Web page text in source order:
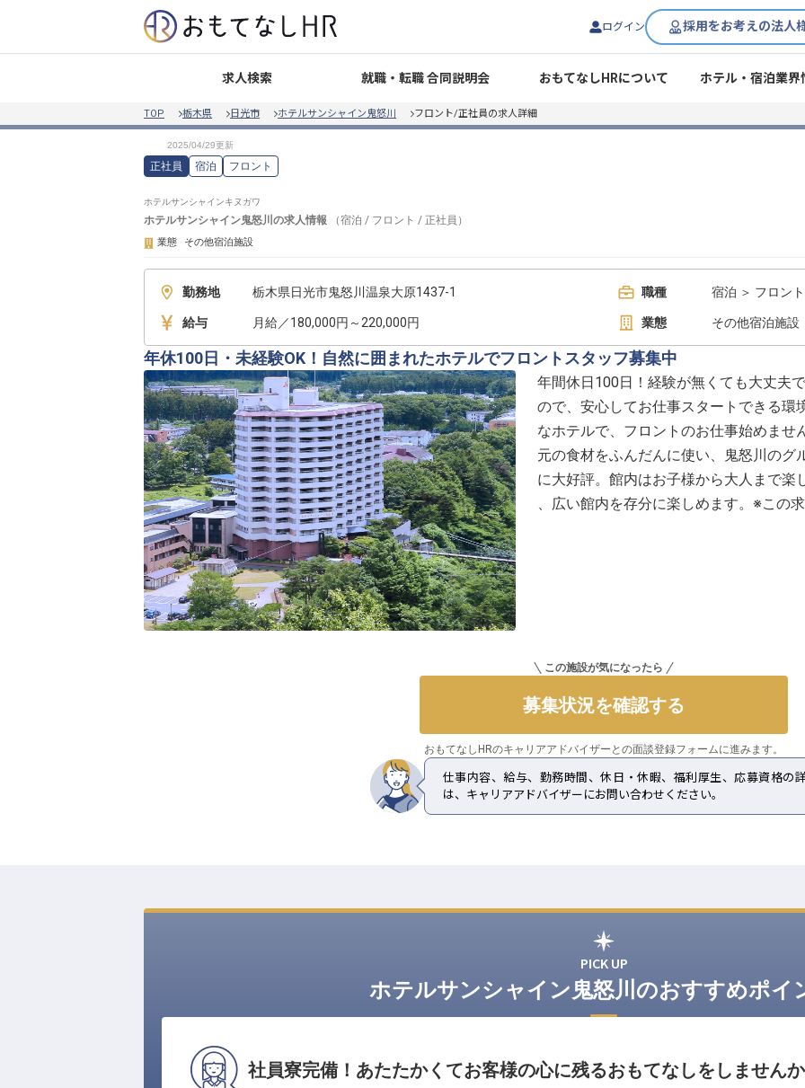
ログイン 採用をお考えの法人
求人検索 就職・転職 合同説明会 おもてなしHRについて ホテル・宿泊業界
TOP 栃木県 日光市 ホテルサンシャイン鬼怒川 フロント/正社員の求人詳細
正社員 宿泊 フロント
ホテルサンシャインキヌガワ
ホテルサンシャイン鬼怒川 の求人情報 （宿泊 / フロント / 正社員 ）
業態 その他宿泊施設
勤務地 栃木県日光市鬼怒川温泉大原1437-1 職種 宿泊 ＞ フロント
給与 月給／180,000円～220,000円 業態 その他宿泊施設
年休100日・未経験OK！自然に囲まれたホテルでフロントスタッフ募集中
年間休日100日！経験が無くても大丈夫
ので、安心してお仕事スタートできる環
なホテルで、フロントのお仕事始めま
元の食材をふんだんに使い、鬼怒川の
に大好評。館内はお子様から大人まで
、広い館内を存分に楽しめます。※この
この施設が気になったら
募集状況を確認する
おもてなしHRのキャリアアドバイザーとの面談登録フォームに進みます。
仕事内容、給与、勤務時間、休日・休暇、福利厚生、応募資格の
は、キャリアアドバイザーにお問い合わせください。
PICK UP
ホテルサンシャイン鬼怒川のおすすめポイ
社員寮完備！あたたかくてお客様の心に残るおもてなしをしません